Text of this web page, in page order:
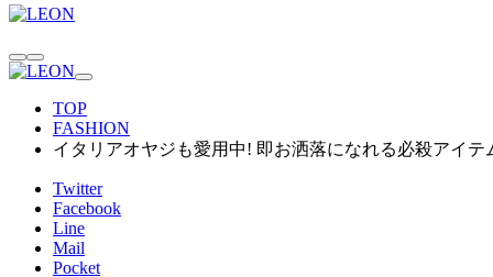
TOP
FASHION
イタリアオヤジも愛用中! 即お洒落になれる必殺アイテ
Twitter
Facebook
Line
Mail
Pocket